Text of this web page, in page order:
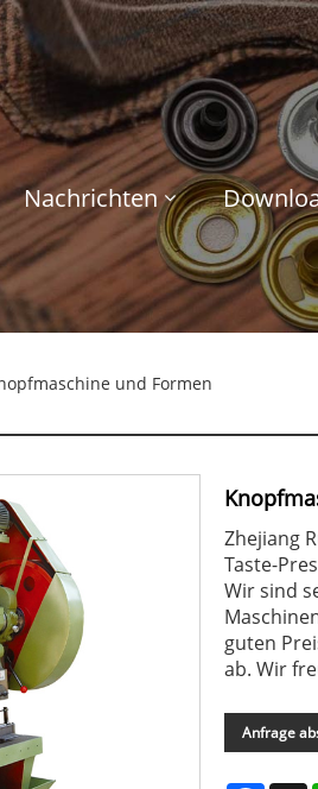
Nachrichten
und Formen
Zhejiang
Taste-
Wir sind
guten
ab. Wir
Anfrage